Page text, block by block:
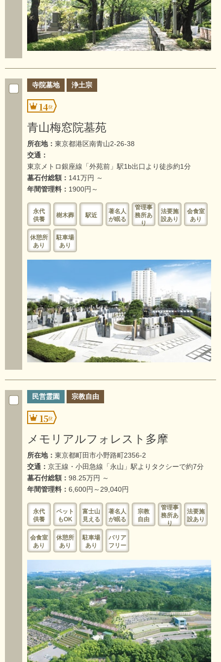
寺院墓地 浄土宗
14
青山梅窓院墓苑
所在地： 東京都港区南青山2-26-38
交通：
東京メトロ銀座線「外苑前」駅1b出口より徒歩約1分
墓石付総額： 141万円 ～
年間管理料： 1900円～
永代
供養
樹木葬 駅近
著名人
が眠る
管理事
務所あ
り
法要施
設あり
会食室
あり
休憩所
あり
駐車場
あり
民営霊園 宗教自由
15
メモリアルフォレスト多摩
所在地： 東京都町田市小野路町2356-2
交通： 京王線・小田急線「永山」駅よりタクシーで約7分
墓石付総額： 98.25万円 ～
年間管理料： 6,600円～29,040円
永代
供養
ペット
もOK
富士山
見える
著名人
が眠る
宗教
自由
管理事
務所あ
り
法要施
設あり
会食室
あり
休憩所
あり
駐車場
あり
バリア
フリー